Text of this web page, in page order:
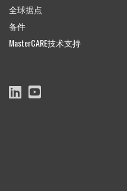
全球据点
备件
MasterCARE技术支持